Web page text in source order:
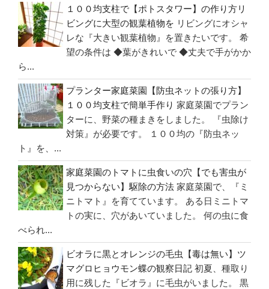
１００均支柱で【ポトスタワー】の作り方リ
ビングに大型の観葉植物を リビングにオシャ
レな『大きい観葉植物』を置きたいです。 希
望の条件は ◆葉がきれいで ◆丈夫で手がかか
ら...
プランター家庭菜園【防虫ネットの張り方】
１００均支柱で簡単手作り 家庭菜園でプラン
ターに、野菜の種まきをしました。 『虫除け
対策』が必要です。 １００均の『防虫ネッ
ト』を、...
家庭菜園のトマトに虫食いの穴【でも害虫が
見つからない】駆除の方法 家庭菜園で、『ミ
ニトマト』を育てています。 ある日ミニトマ
トの実に、穴があいていました。 何の虫に食
べられ...
ビオラに黒とオレンジの毛虫【毒は無い】ツ
マグロヒョウモン蝶の観察日記 初夏、種取り
用に残した『ビオラ』に毛虫がいました。 黒